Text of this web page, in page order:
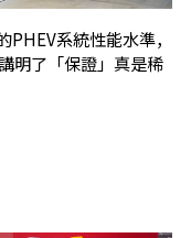
系統性能水準，
明了「保證」真是稀